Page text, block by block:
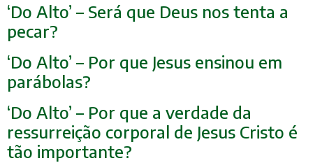
‘Do Alto’ – Será que Deus nos tenta a
pecar?
‘Do Alto’ – Por que Jesus ensinou em
parábolas?
‘Do Alto’ – Por que a verdade da
ressurreição corporal de Jesus Cristo é
tão importante?